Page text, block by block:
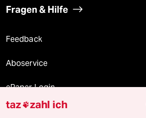
Fragen & Hilfe
Feedback
Aboservice
ePaper Login
Downloads für Abonnierende
taz zahl ich